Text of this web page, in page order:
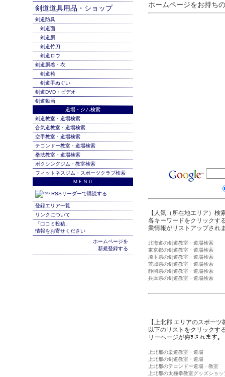
ホームページをお持ち
【人気（所在地エリア）検
各キーワードをクリックす
業情報がリストアップされ
北海道の剣道教室・道場検索
東京都の剣道教室・道場検索
埼玉県の剣道教室・道場検索
茨城県の剣道教室・道場検索
静岡県の剣道教室・道場検索
兵庫県の剣道教室・道場検索
【上北郡 エリアのスポー
以下のリストをクリックす
リーページが侮ｦされます。
上北郡の柔道教室・道場
上北郡の剣道教室・道場
上北郡のテコンドー道場・教室
上北郡の太極拳教室グッズショッ
剣道道具用品・ショップ
剣道防具
剣道面
剣道胴
剣道竹刀
剣道ロウ
剣道胴着・衣
剣道袴
剣道手ぬぐい
剣道DVD・ビデオ
剣道動画
道場・ジム検索
剣道教室・道場検索
合気道教室・道場検索
空手教室・道場検索
テコンドー教室・道場検索
拳法教室・道場検索
ボクシングジム・教室検索
フィットネスジム・スポーツクラブ検索
ＭＥＮＵ
RSSリーダーで購読する
登録エリア一覧
リンクについて
「口コミ投稿」
情報をお寄せください
ホームページを
新規登録する